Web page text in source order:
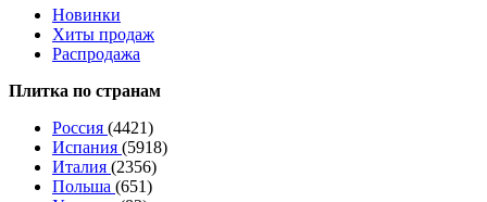
Новинки
Хиты продаж
Распродажа
Плитка по странам
Россия (4421)
Испания (5918)
Италия (2356)
Польша (651)